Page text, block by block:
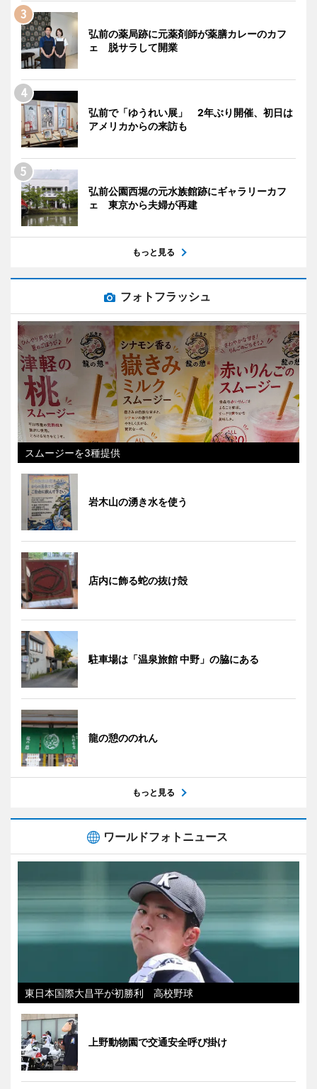
弘前の薬局跡に元薬剤師が薬膳カレーのカフ
ェ 脱サラして開業
弘前で「ゆうれい展」 2年ぶり開催、初日は
アメリカからの来訪も
弘前公園西堀の元水族館跡にギャラリーカフ
ェ 東京から夫婦が再建
もっと見る
フォトフラッシュ
スムージーを3種提供
岩木山の湧き水を使う
店内に飾る蛇の抜け殻
駐車場は「温泉旅館 中野」の脇にある
龍の憩ののれん
もっと見る
ワールドフォトニュース
東日本国際大昌平が初勝利 高校野球
上野動物園で交通安全呼び掛け